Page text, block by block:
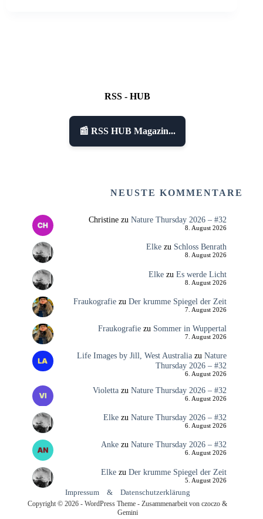
RSS - HUB
📰 RSS HUB Magazin...
NEUSTE KOMMENTARE
Christinezu Nature Thursday 2026 – #32
8. August 2026
Elkezu Schloss Benrath
8. August 2026
Elkezu Es werde Licht
8. August 2026
Fraukografiezu Der krumme Spiegel der Zeit
7. August 2026
Fraukografiezu Sommer in Wuppertal
7. August 2026
Life Images by Jill, West Australiazu Nature
Thursday 2026 – #32
6. August 2026
Violettazu Nature Thursday 2026 – #32
6. August 2026
Elkezu Nature Thursday 2026 – #32
6. August 2026
Ankezu Nature Thursday 2026 – #32
6. August 2026
Elkezu Der krumme Spiegel der Zeit
5. August 2026
Impressum & Datenschutzerklärung
Copyright © 2026 - WordPress Theme - Zusammenarbeit von czoczo &
Gemini